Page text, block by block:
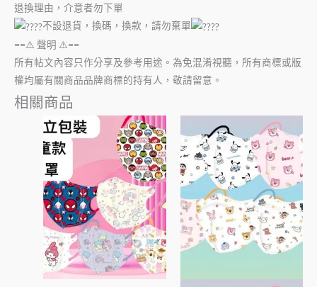
退換理由，介意者勿下單
不設退貨，換碼，換款，請勿棄單
==⚠️ 聲明 ⚠️==
所有帖文內容只作分享及參考用途。為免混淆視聽，所有商標或版
權均屬有關商品品牌商標的持有人，敬請留意。
相關商品